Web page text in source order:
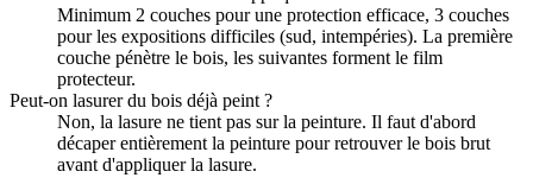
Minimum 2 couches pour une protection efficace, 3 couches
pour les expositions difficiles (sud, intempéries). La première
couche pénètre le bois, les suivantes forment le film
protecteur.
Peut-on lasurer du bois déjà peint ?
Non, la lasure ne tient pas sur la peinture. Il faut d'abord
décaper entièrement la peinture pour retrouver le bois brut
avant d'appliquer la lasure.